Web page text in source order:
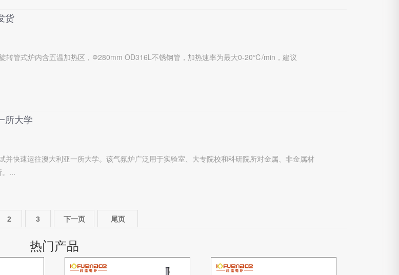
货
转管式炉内含五温加热区，Ф280mm OD316L不锈钢管，加热速率为最大0-20℃/min，建议
所大学
快速运往澳大利亚一所大学。该气氛炉广泛用于实验室、大专院校和科研院所对金属、非金属材
...
2 3 下一页 尾页
热门产品